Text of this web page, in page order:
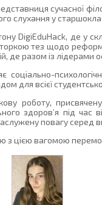
сучасної
слухання у
DigiEduHack, де у
тез щодо
де разом із
соціально-
для всієї
роботу,
здоров’я під час
повагу серед
з цією вагомою